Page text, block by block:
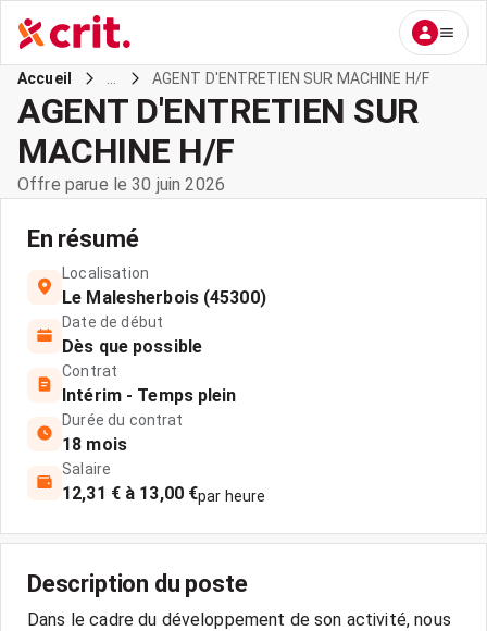
Accueil AGENT D'ENTRETIEN SUR MACHINE H/F
AGENT D'ENTRETIEN SUR
MACHINE H/F
Offre parue le 30 juin 2026
En résumé
Localisation
Le Malesherbois (45300)
Date de début
Dès que possible
Contrat
Intérim - Temps plein
Durée du contrat
18 mois
Salaire
12,31 € à 13,00 €par heure
Description du poste
Dans le cadre du développement de son activité, nous